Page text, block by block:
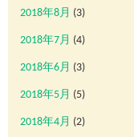
2018年8月 (3)
2018年7月 (4)
2018年6月 (3)
2018年5月 (5)
2018年4月 (2)